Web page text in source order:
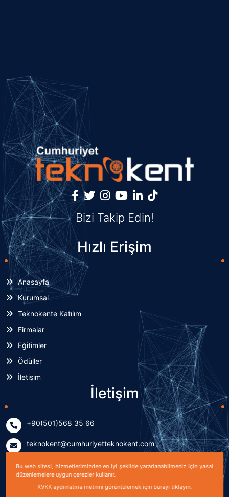
Bizi Takip Edin!
Hızlı Erişim
Anasayfa
Kurumsal
Teknokente Katılım
Firmalar
Eğitimler
Ödüller
İletişim
İletişim
+90(501)568 35 66
teknokent@cumhuriyetteknokent.com
Yenişehir Mahallesi Kardeşler Caddesi No: 7/2 (B Blok)
Sivas, TÜRKİYE
Bu web sitesi, hizmetlerimizden en iyi şekilde yararlanabilmeniz için yasal
düzenlemelere uygun çerezler kullanır.
KVKK aydınlatma metnini görüntülemek için burayı tıklayın.